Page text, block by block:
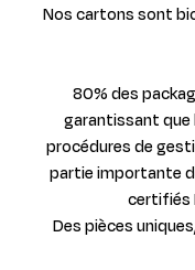
Nos cartons sont
80% des
garantissant
procédures de
partie importante
certifiés
Des pièces